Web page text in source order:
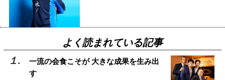
よく読まれている記事
一流の会食こそが 大きな成果を生み出
す